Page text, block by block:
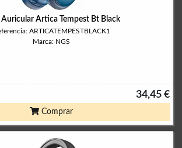
Auricular Artica Tempest Bt Black
ARTICATEMPESTBLACK1
Marca: NGS
34,45 €
Comprar